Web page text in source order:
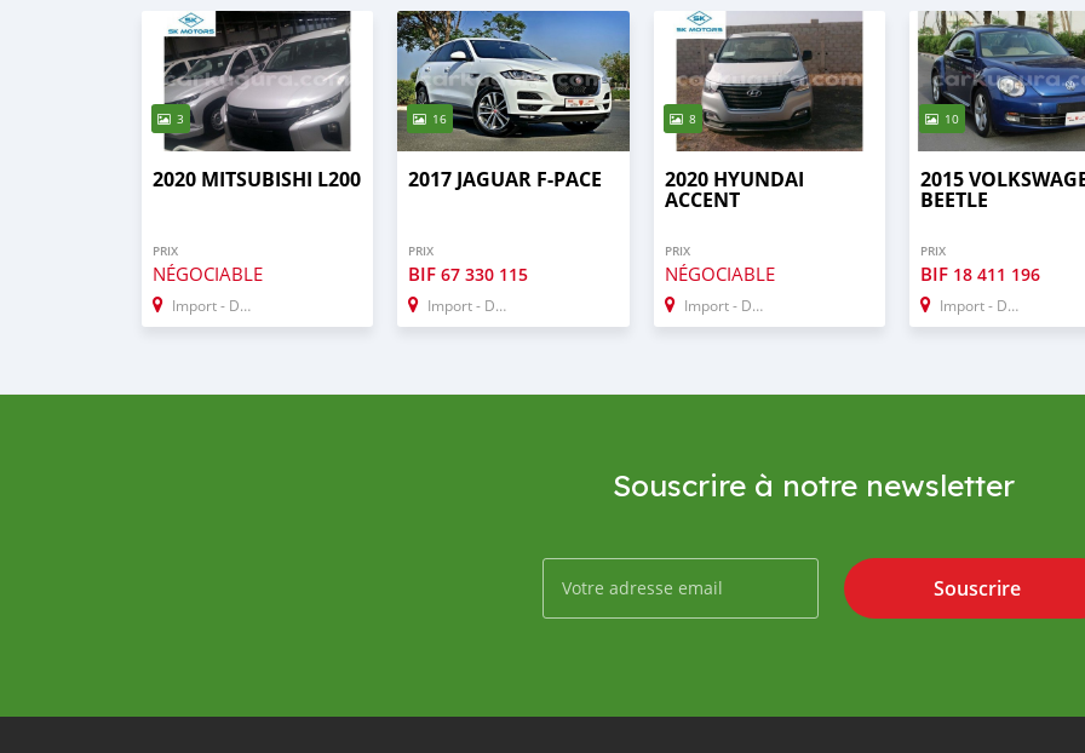
3
2020 MITSUBISHI L200
PRIX
NÉGOCIABLE
Import - Dubai
16
2017 JAGUAR F-PACE
PRIX
BIF67 330 115
Import - Dubai
8
2020 HYUNDAI
ACCENT
PRIX
NÉGOCIABLE
Import - Dubai
10
2015
BEETLE
PRIX
BIF 18 411 196
Import - Dubai
Souscrire à notre newsletter
Souscrire